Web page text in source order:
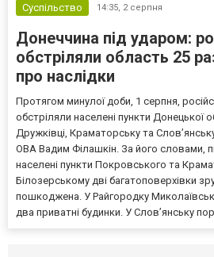
Суспільство 14:35, 2 серпня
Донеччина під ударом:
обстріляли область 25
про наслідки
Протягом минулої доби, 1 серпня,
обстріляли населені пункти Донецької
Дружківці, Краматорську та
ОВА Вадим Філашкін. За його словами,
населені пункти Покровського та
Білозерському дві багатоповерхівки
пошкоджена. У Райгородку
два приватні будинки. У Слов’янську